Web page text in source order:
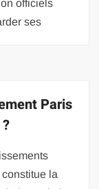
officiels
ses
Paris
la